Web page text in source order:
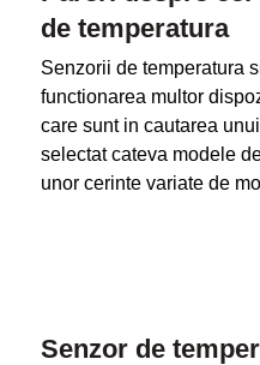
de temperatura
Senzorii de temperatura
functionarea multor
care sunt in cautarea
selectat cateva modele
unor cerinte variate de
Senzor de